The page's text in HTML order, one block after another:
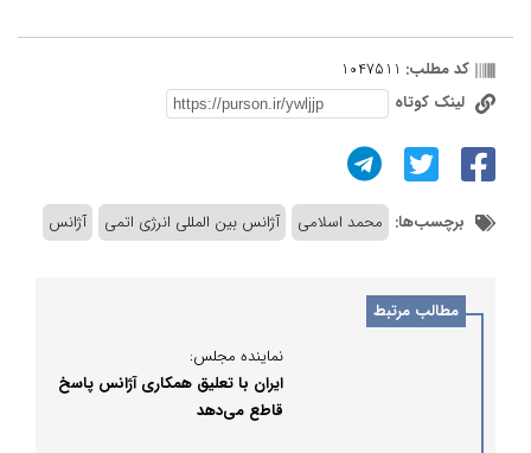
کد مطلب: 1047511
لینک کوتاه
برچسب‌ها: محمد اسلامی آژانس بین المللی انرژی اتمی آژانس
مطالب مرتبط
نماینده مجلس:
ایران با تعلیق همکاری آژانس پاسخ
قاطع می‌دهد